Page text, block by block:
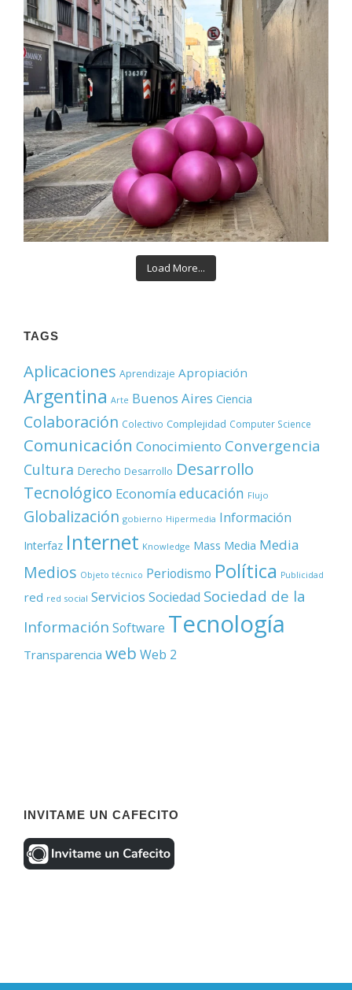
Load More...
TAGS
Aplicaciones Aprendizaje Apropiación
Argentina Arte Buenos Aires Ciencia
Colaboración Colectivo Complejidad Computer Science
Comunicación Conocimiento Convergencia
Cultura Derecho Desarrollo Desarrollo
Tecnológico Economía educación Flujo
Globalización gobierno Hipermedia Información
Interfaz Internet Knowledge Mass Media Media
Medios Objeto técnico Periodismo Política Publicidad
red red social Servicios Sociedad Sociedad de la
Información Software Tecnología
Transparencia web Web 2
INVITAME UN CAFECITO